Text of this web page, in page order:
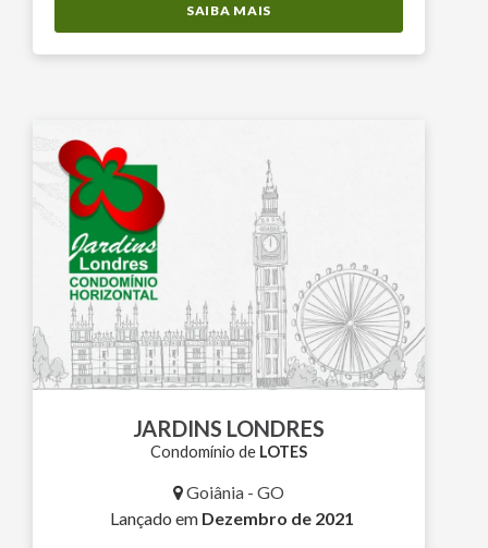
SAIBA MAIS
JARDINS LONDRES
Condomínio de LOTES
Goiânia - GO
Lançado em Dezembro de 2021